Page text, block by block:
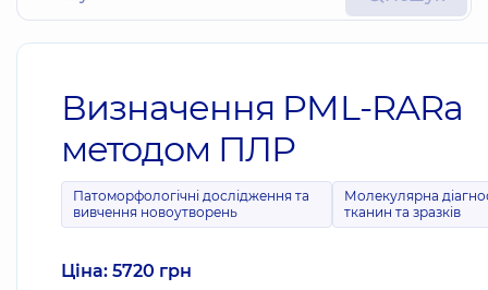
Визначення PML-RARа
методом ПЛР
Патоморфологічні дослідження та
вивчення новоутворень
Молекулярна
тканин та зразків
Ціна: 5720 грн